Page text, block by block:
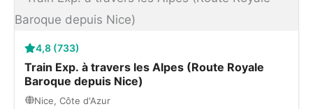
4,8 (733)
Train Exp. à travers les Alpes (Route Royale
Baroque depuis Nice)
Nice, Côte d'Azur